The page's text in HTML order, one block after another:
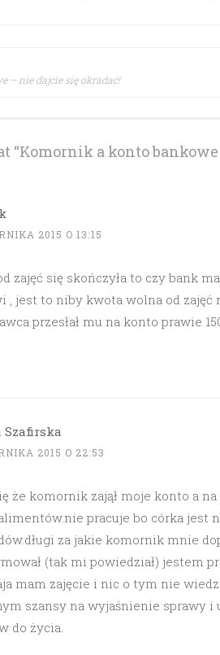
– nie dajcie się okradać!
“Komornik a konto
2015 O 13:15
zajęć się skończyła to czy bank
, jest to niby kwota wolna od zajęć
przesłał mu na konto prawie
2015 O 22:53
że komornik zajął moje konto a
alimentów.nie pracuje bo córka jest
za jakie komornik mnie
(tak mi powiedział) jestem
mam zajęcie i nic o tym nie
szansy na wyjaśnienie sprawy
do życia.